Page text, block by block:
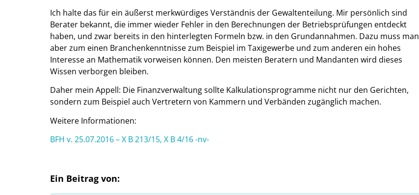
Ich halte das für ein äußerst merkwürdiges Verständnis der Gewaltenteilung. Mir persönlich sind
Berater bekannt, die immer wieder Fehler in den Berechnungen der Betriebsprüfungen entdeckt
haben, und zwar bereits in den hinterlegten Formeln bzw. in den Grundannahmen. Dazu muss man
aber zum einen Branchenkenntnisse zum Beispiel im Taxigewerbe und zum anderen ein hohes
Interesse an Mathematik vorweisen können. Den meisten Beratern und Mandanten wird dieses
Wissen verborgen bleiben.
Daher mein Appell: Die Finanzverwaltung sollte Kalkulationsprogramme nicht nur den Gerichten,
sondern zum Beispiel auch Vertretern von Kammern und Verbänden zugänglich machen.
Weitere Informationen:
BFH v. 25.07.2016 – X B 213/15, X B 4/16 -nv-
Ein Beitrag von: